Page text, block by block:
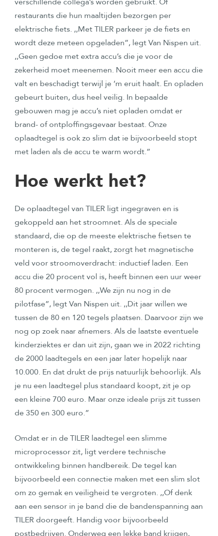
restaurants die hun maaltijden bezorgen per
elektrische fiets. ,,Met TILER parkeer je de fiets en
wordt deze meteen opgeladen”, legt Van Nispen uit.
,,Geen gedoe met extra accu’s die je voor de
zekerheid moet meenemen. Nooit meer een accu die
valt en beschadigt terwijl je ‘m eruit haalt. En opladen
gebeurt buiten, dus heel veilig. In bepaalde
gebouwen mag je accu’s niet opladen omdat er
brand- of ontploffingsgevaar bestaat. Onze
oplaadtegel is ook zo slim dat ie bijvoorbeeld stopt
met laden als de accu te warm wordt.”
Hoe werkt het?
De oplaadtegel van TILER ligt ingegraven en is
gekoppeld aan het stroomnet. Als de speciale
standaard, die op de meeste elektrische fietsen te
monteren is, de tegel raakt, zorgt het magnetische
veld voor stroomoverdracht: inductief laden. Een
accu die 20 procent vol is, heeft binnen een uur weer
80 procent vermogen. ,,We zijn nu nog in de
pilotfase”, legt Van Nispen uit. ,,Dit jaar willen we
tussen de 80 en 120 tegels plaatsen. Daarvoor zijn we
nog op zoek naar afnemers. Als de laatste eventuele
kinderziektes er dan uit zijn, gaan we in 2022 richting
de 2000 laadtegels en een jaar later hopelijk naar
10.000. En dat drukt de prijs natuurlijk behoorlijk. Als
je nu een laadtegel plus standaard koopt, zit je op
een kleine 700 euro. Maar onze ideale prijs zit tussen
de 350 en 300 euro.”
Omdat er in de TILER laadtegel een slimme
microprocessor zit, ligt verdere technische
ontwikkeling binnen handbereik. De tegel kan
bijvoorbeeld een connectie maken met een slim slot
om zo gemak en veiligheid te vergroten. ,,Of denk
aan een sensor in je band die de bandenspanning aan
TILER doorgeeft. Handig voor bijvoorbeeld
postbedrijven. Onderweg een lekke band krijgen,